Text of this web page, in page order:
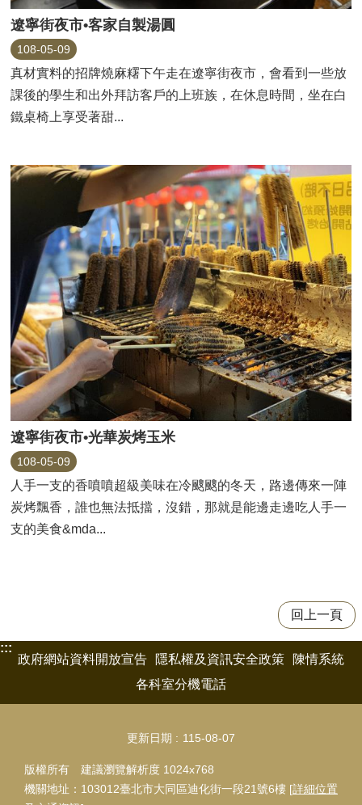
遼寧街夜市•客家自製湯圓
108-05-09
真材實料的招牌燒麻糬下午走在遼寧街夜市，會看到一些放
課後的學生和出外拜訪客戶的上班族，在休息時間，坐在白
鐵桌椅上享受著甜...
遼寧街夜市•光華炭烤玉米
108-05-09
人手一支的香噴噴超級美味在冷颼颼的冬天，路邊傳來一陣
炭烤飄香，誰也無法抵擋，沒錯，那就是能邊走邊吃人手一
支的美食&mda...
回上一頁
:::
政府網站資料開放宣告
隱私權及資訊安全政策
陳情系統
各科室分機電話
更新日期 115-08-07
版權所有 建議瀏覽解析度 1024x768
機關地址：103012臺北市大同區迪化街一段21號6樓 [詳細位置